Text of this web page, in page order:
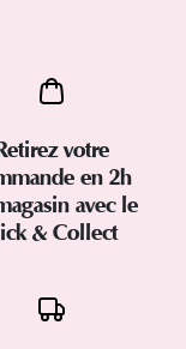
votre
en 2h
avec le
& Collect